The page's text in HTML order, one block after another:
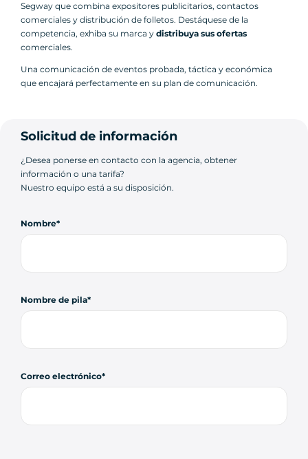
Segway que combina expositores publicitarios, contactos
comerciales y distribución de folletos. Destáquese de la
competencia, exhiba su marca y distribuya sus ofertas
comerciales.
Una comunicación de eventos probada, táctica y económica
que encajará perfectamente en su plan de comunicación.
Solicitud de información
¿Desea ponerse en contacto con la agencia, obtener
información o una tarifa?
Nuestro equipo está a su disposición.
Nombre
Nombre de pila
Correo electrónico